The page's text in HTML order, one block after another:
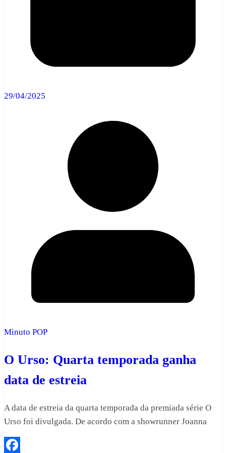
29/04/2025
Minuto POP
O Urso: Quarta temporada ganha
data de estreia
A data de estreia da quarta temporada da premiada série O
Urso foi divulgada. De acordo com a showrunner Joanna